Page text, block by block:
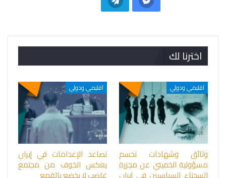
اخترنا لك
اقليمي ودولي
وثائق وشهادات تحسم
مسؤولية الخميني عن مجزرة
اقليمي ودولي
تصاعد الإعدامات في إيران
يعكس الخوف من مجتمع